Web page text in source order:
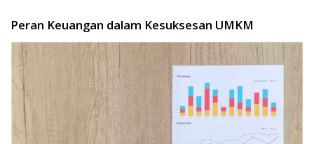
Peran Keuangan dalam Kesuksesan UMKM